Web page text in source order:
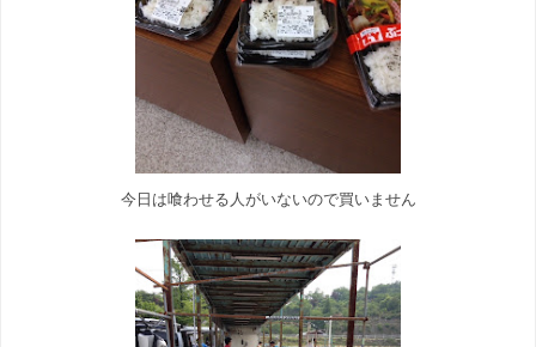
今日は喰わせる人がいないので買いません